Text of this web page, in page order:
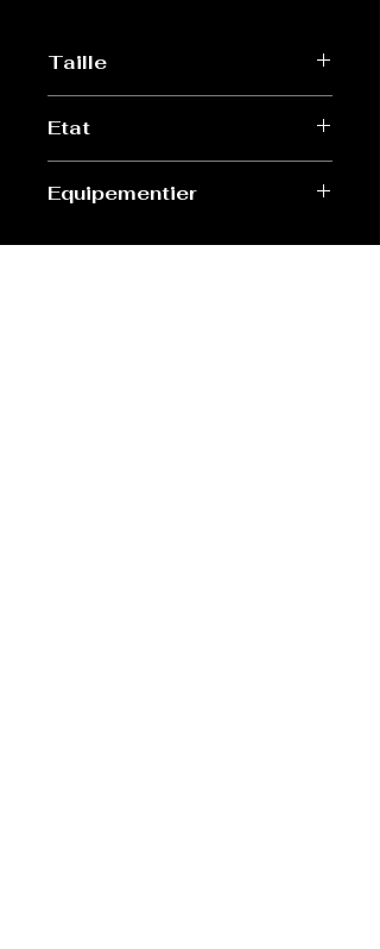
Taille
Etat
Equipementier